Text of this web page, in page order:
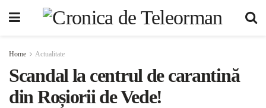
Home Actualitate
Scandal la centrul de carantină
din Roșiorii de Vede!